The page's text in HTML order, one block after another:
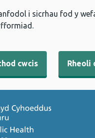
i sicrhau fod y
cwcis Rheoli